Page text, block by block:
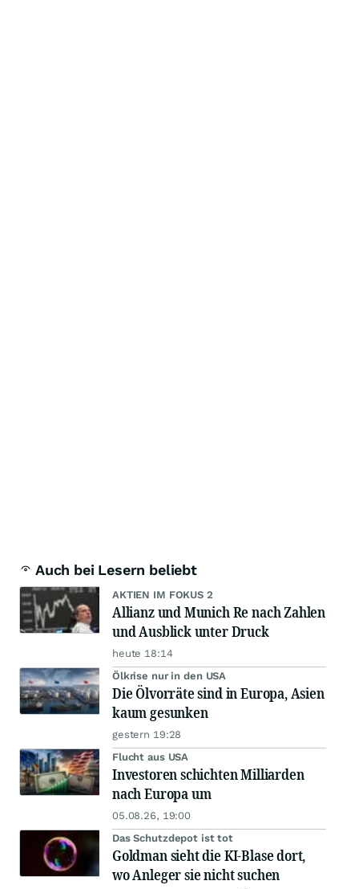
Auch bei Lesern beliebt
AKTIEN IM FOKUS 2
Allianz und Munich Re nach Zahlen
und Ausblick unter Druck
heute 18:14
Ölkrise nur in den USA
Die Ölvorräte sind in Europa, Asien
kaum gesunken
gestern 19:28
Flucht aus USA
Investoren schichten Milliarden
nach Europa um
05.08.26, 19:00
Das Schutzdepot ist tot
Goldman sieht die KI-Blase dort,
wo Anleger sie nicht suchen